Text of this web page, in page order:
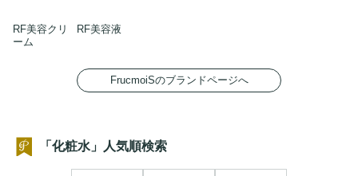
RF美容クリ
ーム
RF美容液
FrucmoiSのブランドページへ
「化粧水」人気順検索